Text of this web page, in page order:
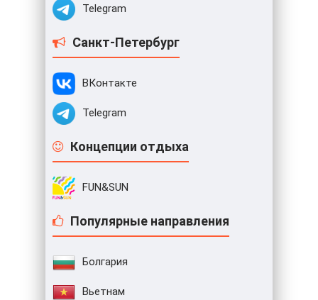
Telegram
Санкт-Петербург
ВКонтакте
Telegram
Концепции отдыха
FUN&SUN
Популярные направления
Болгария
Вьетнам